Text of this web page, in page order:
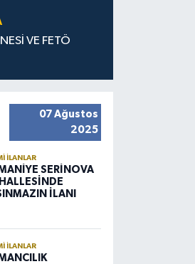
VE FETÖ
07 Ağustos
2025
İLANLAR
SERİNOVA
İLANI
İLANLAR